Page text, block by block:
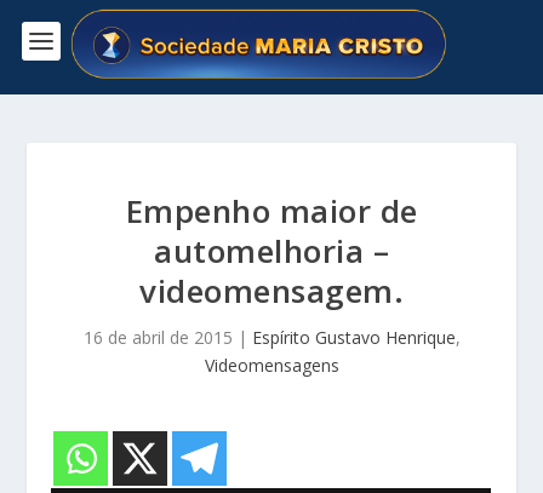
Empenho maior de
automelhoria –
videomensagem.
16 de abril de 2015 | Espírito Gustavo Henrique,
Videomensagens